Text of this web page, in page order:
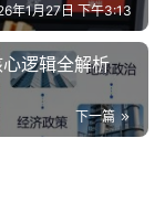
年1月27日 下午3:13
逻辑全解析
下一篇